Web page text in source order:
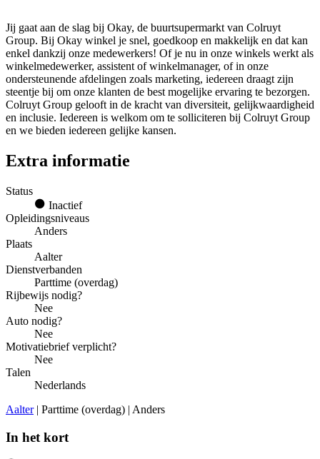
Jij gaat aan de slag bij Okay, de buurtsupermarkt van Colruyt
Group. Bij Okay winkel je snel, goedkoop en makkelijk en dat kan
enkel dankzij onze medewerkers! Of je nu in onze winkels werkt als
winkelmedewerker, assistent of winkelmanager, of in onze
ondersteunende afdelingen zoals marketing, iedereen draagt zijn
steentje bij om onze klanten de best mogelijke ervaring te bezorgen.
Colruyt Group gelooft in de kracht van diversiteit, gelijkwaardigheid
en inclusie. Iedereen is welkom om te solliciteren bij Colruyt Group
en we bieden iedereen gelijke kansen.
Extra informatie
Status
Inactief
Opleidingsniveaus
Anders
Plaats
Aalter
Dienstverbanden
Parttime (overdag)
Rijbewijs nodig?
Nee
Auto nodig?
Nee
Motivatiebrief verplicht?
Nee
Talen
Nederlands
Aalter| Parttime (overdag) | Anders
In het kort